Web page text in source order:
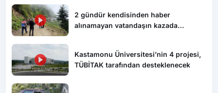
2 gündür kendisinden haber
alınamayan vatandaşın kazada
Kastamonu Üniversitesi’nin 4 projesi,
TÜBİTAK tarafından desteklenecek